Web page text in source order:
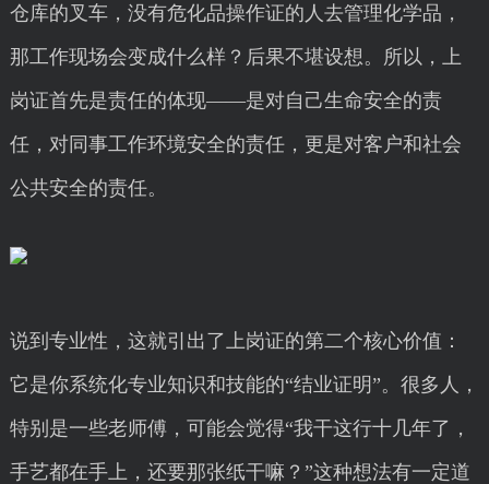
仓库的叉车，没有危化品操作证的人去管理化学品，
那工作现场会变成什么样？后果不堪设想。所以，上
岗证首先是责任的体现——是对自己生命安全的责
任，对同事工作环境安全的责任，更是对客户和社会
公共安全的责任。
说到专业性，这就引出了上岗证的第二个核心价值：
它是你系统化专业知识和技能的“结业证明”。很多人，
特别是一些老师傅，可能会觉得“我干这行十几年了，
手艺都在手上，还要那张纸干嘛？”这种想法有一定道